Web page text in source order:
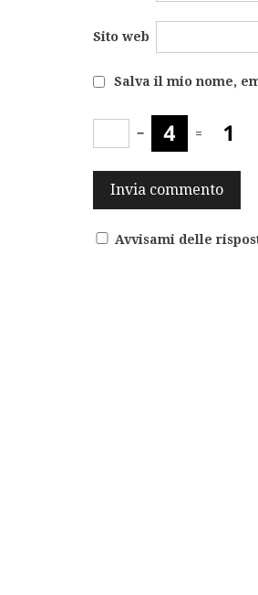
Sito web
Salva il mio nome,
− =
Avvisami delle